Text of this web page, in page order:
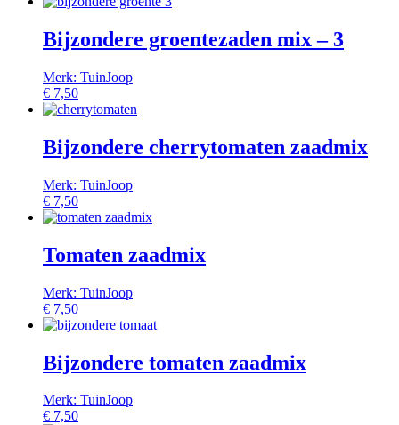
Bijzondere groentezaden mix – 3
Merk: TuinJoop
€ 7,50
Bijzondere cherrytomaten zaadmix
Merk: TuinJoop
€ 7,50
Tomaten zaadmix
Merk: TuinJoop
€ 7,50
Bijzondere tomaten zaadmix
Merk: TuinJoop
€ 7,50